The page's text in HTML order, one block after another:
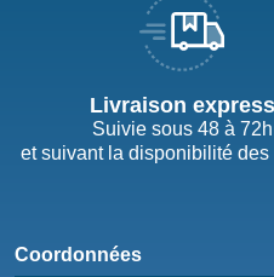
Livraison express
Suivie sous 48 à 72h
et suivant la disponibilité des
Coordonnées